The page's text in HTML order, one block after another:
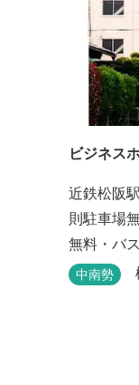
ビジネス
近鉄松阪
則駐車場
無料・バ
PayPay支
中南勢